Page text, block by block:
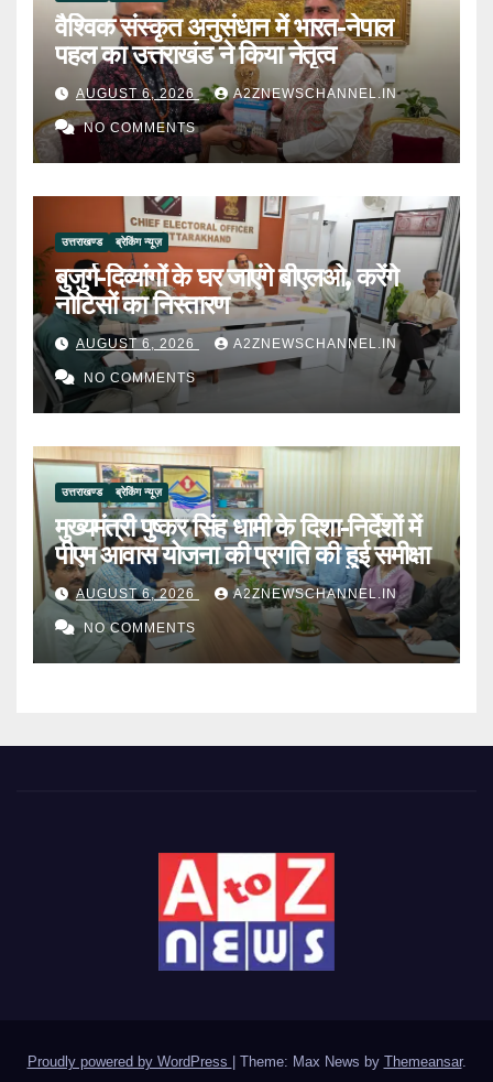
वैश्विक संस्कृत अनुसंधान में भारत-नेपाल
पहल का उत्तराखंड ने किया नेतृत्व
AUGUST 6, 2026 A2ZNEWSCHANNEL.IN
NO COMMENTS
उत्तराखण्ड ब्रेकिंग न्यूज़
बुजुर्ग-दिव्यांगों के घर जाएंगे बीएलओ, करेंगे
नोटिसों का निस्तारण
AUGUST 6, 2026 A2ZNEWSCHANNEL.IN
NO COMMENTS
उत्तराखण्ड ब्रेकिंग न्यूज़
मुख्यमंत्री पुष्कर सिंह धामी के दिशा-निर्देशों में
पीएम आवास योजना की प्रगति की हुई समीक्षा
AUGUST 6, 2026 A2ZNEWSCHANNEL.IN
NO COMMENTS
Proudly powered by WordPress | Theme: Max News by Themeansar.